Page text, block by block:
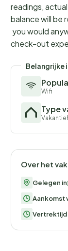
readings,
balance will be
you would
check-out
Belangrijke
Wifi
Type
Over het
Gelegen in
Aankomst